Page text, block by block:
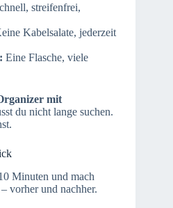
streifenfrei,
Kabelsalate, jederzeit
Eine Flasche, viele
mit
du nicht lange suchen.
Minuten und mach
– vorher und nachher.